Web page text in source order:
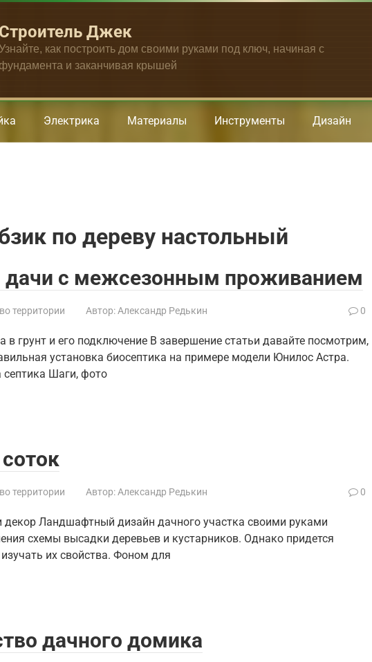
Строитель Джек
Узнайте, как построить дом своими руками под ключ, начиная с
и заканчивая крышей
Электрика Материалы Инструменты Дизайн
по дереву настольный
дачи с межсезонным проживанием
территории Автор: Александр Редькин 0
в грунт и его подключение В завершение статьи давайте посмотрим,
установка биосептика на примере модели Юнилос Астра.
септика Шаги, фото
территории Автор: Александр Редькин 0
декор Ландшафтный дизайн дачного участка своими руками
схемы высадки деревьев и кустарников. Однако придется
их свойства. Фоном для
дачного домика